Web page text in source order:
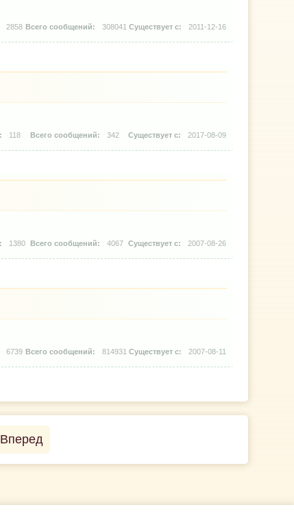
2858 308041 2011-12-16
118 342 2017-08-09
1380 4067 2007-08-26
6739 814931 2007-08-11
Вперед